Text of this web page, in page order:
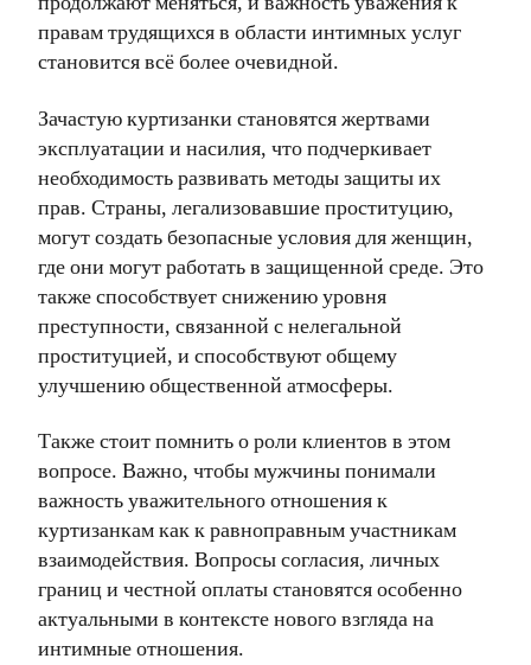
правам трудящихся в области интимных услуг
становится всё более очевидной.
Зачастую куртизанки становятся жертвами
эксплуатации и насилия, что подчеркивает
необходимость развивать методы защиты их
прав. Страны, легализовавшие проституцию,
могут создать безопасные условия для женщин,
где они могут работать в защищенной среде. Это
также способствует снижению уровня
преступности, связанной с нелегальной
проституцией, и способствуют общему
улучшению общественной атмосферы.
Также стоит помнить о роли клиентов в этом
вопросе. Важно, чтобы мужчины понимали
важность уважительного отношения к
куртизанкам как к равноправным участникам
взаимодействия. Вопросы согласия, личных
границ и честной оплаты становятся особенно
актуальными в контексте нового взгляда на
интимные отношения.